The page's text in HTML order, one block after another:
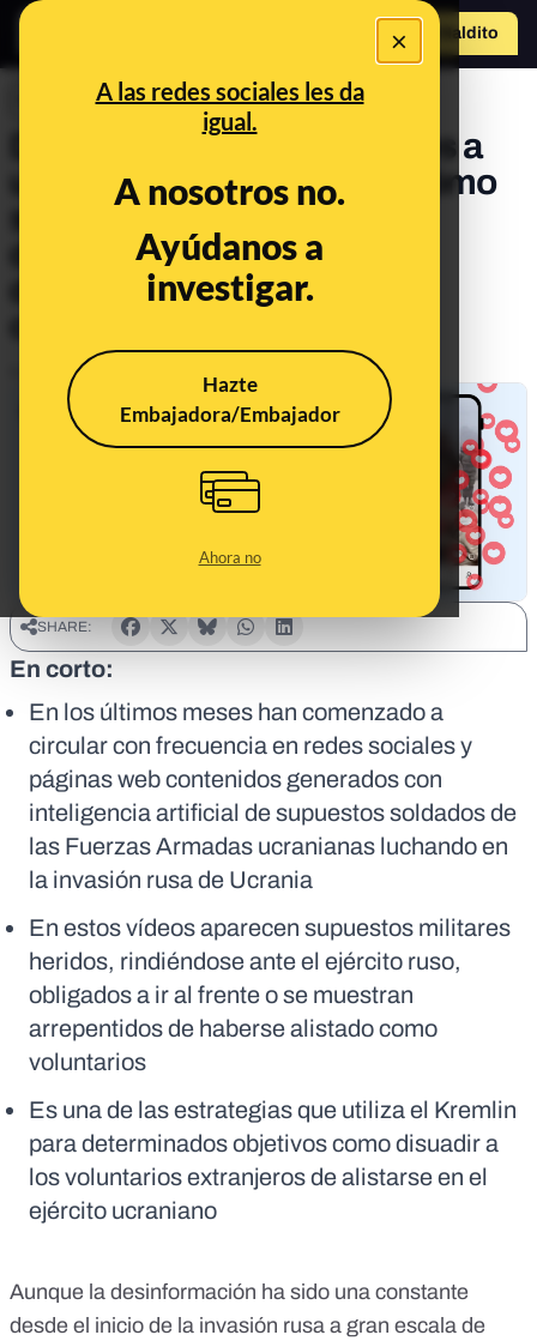
×
A las redes sociales les da
igual.
A nosotros no.
Ayúdanos a
investigar.
Hazte
Embajadora/Embajador
Ahora no
Hazte Maldito
INVESTIGACIONES
De voluntarios arrepentidos a
un batallón rindiéndose: cómo
se está usando la IA para
difundir narrativas
desinformadoras sobre
Publicado el
SHARE:
En corto:
En los últimos meses han comenzado a
circular con frecuencia en redes sociales y
páginas web contenidos generados con
inteligencia artificial de supuestos soldados de
las Fuerzas Armadas ucranianas luchando en
la invasión rusa de Ucrania
En estos vídeos aparecen supuestos militares
heridos, rindiéndose ante el ejército ruso,
obligados a ir al frente o se muestran
arrepentidos de haberse alistado como
voluntarios
Es una de las estrategias que utiliza el Kremlin
para determinados objetivos como disuadir a
los voluntarios extranjeros de alistarse en el
ejército ucraniano
Aunque la desinformación ha sido una constante
desde el inicio de la invasión rusa a gran escala de